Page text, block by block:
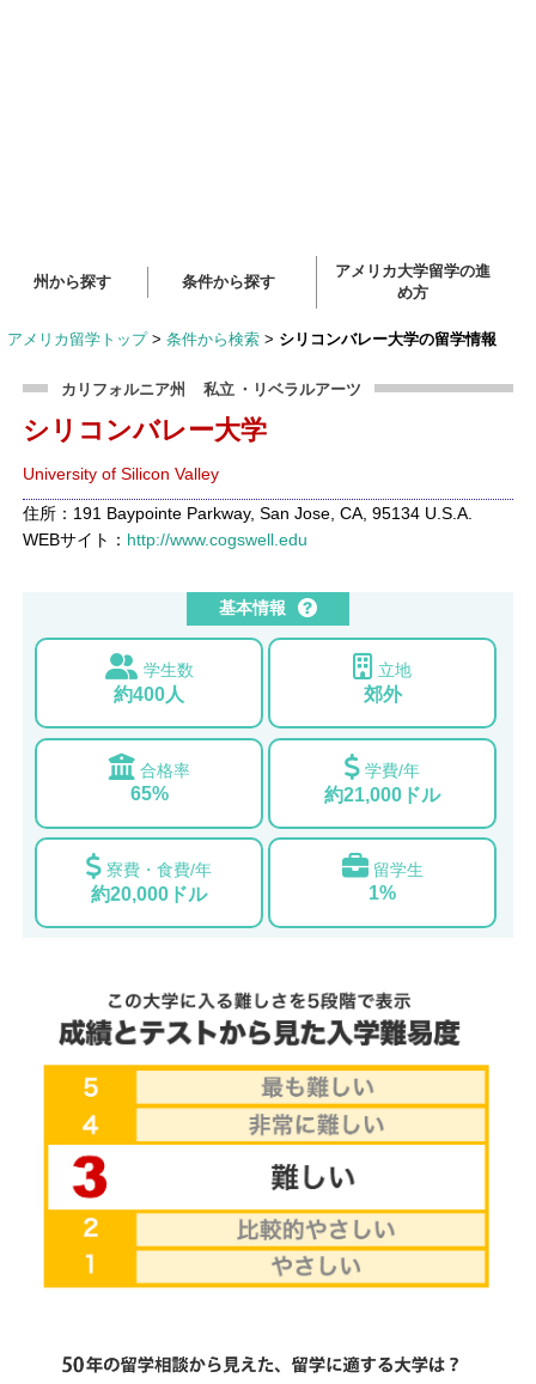
州から探す 条件から探す
アメリカ大学留学の進
め方
アメリカ留学トップ > 条件から検索 > シリコンバレー大学の留学情報
カリフォルニア州 私立 ・リベラルアーツ
シリコンバレー大学
University of Silicon Valley
住所：191 Baypointe Parkway, San Jose, CA, 95134 U.S.A.
WEBサイト： http://www.cogswell.edu
基本情報
学生数
約400人
立地
郊外
合格率
65%
学費/年
約21,000ドル
寮費・食費/年
約20,000ドル
留学生
1%